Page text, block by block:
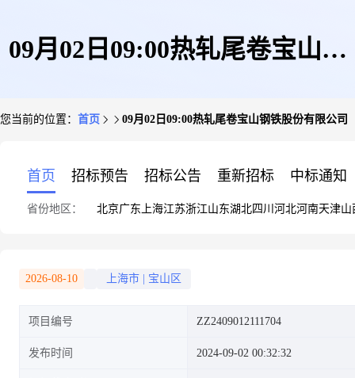
09月02日09:00热轧尾卷宝山钢
您当前的位置： 首页 09月02日09:00热轧尾卷宝山钢铁股份有限公司
首页 招标预告 招标公告 重新招标 中标通知
省份地区： 北京广东 上海江苏浙江山东湖北四川 河北河南天津山
2026-08-10 上海市 宝山区
项目编号 ZZ2409012111704
发布时间 2024-09-02 00:32:32